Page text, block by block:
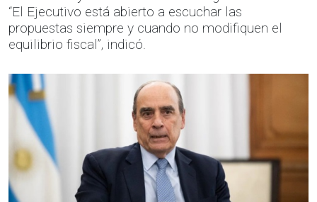
“El Ejecutivo está abierto a escuchar las
propuestas siempre y cuando no modifiquen el
equilibrio fiscal”, indicó.